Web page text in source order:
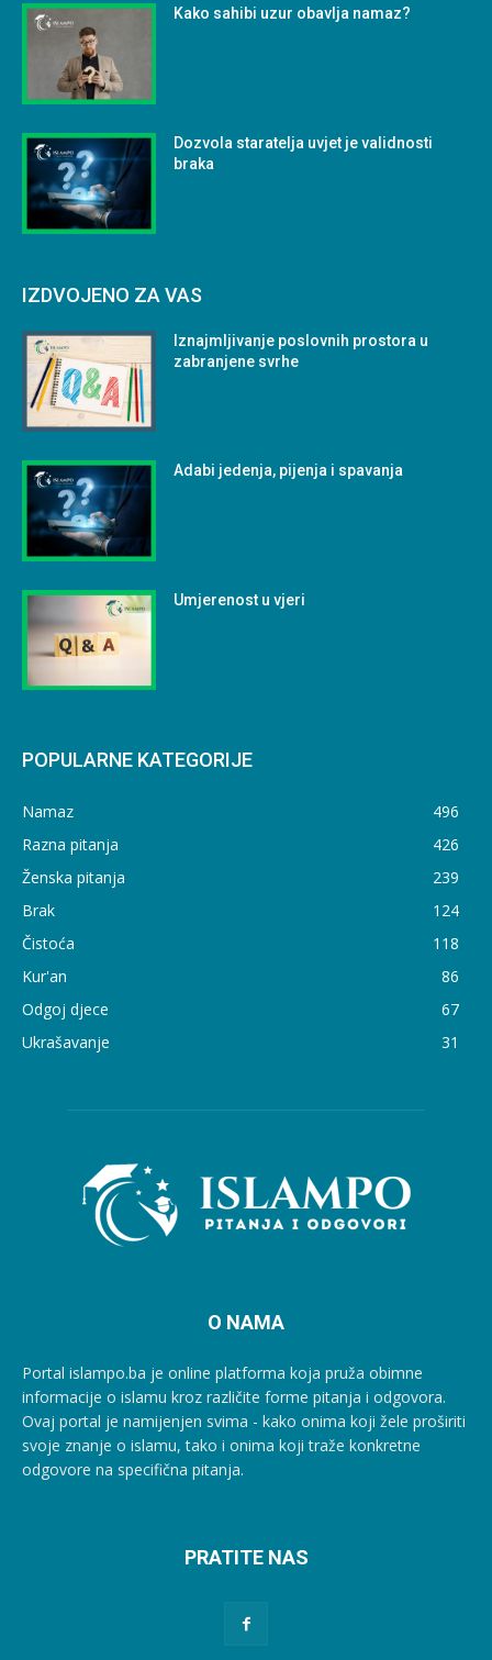
Kako sahibi uzur obavlja namaz?
Dozvola staratelja uvjet je validnosti
braka
IZDVOJENO ZA VAS
Iznajmljivanje poslovnih prostora u
zabranjene svrhe
Adabi jedenja, pijenja i spavanja
Umjerenost u vjeri
POPULARNE KATEGORIJE
Namaz
496
Razna pitanja
426
Ženska pitanja
239
Brak
124
Čistoća
118
Kur'an
86
Odgoj djece
67
Ukrašavanje
31
O NAMA
Portal islampo.ba je online platforma koja pruža obimne
informacije o islamu kroz različite forme pitanja i odgovora.
Ovaj portal je namijenjen svima - kako onima koji žele proširiti
svoje znanje o islamu, tako i onima koji traže konkretne
odgovore na specifična pitanja.
PRATITE NAS